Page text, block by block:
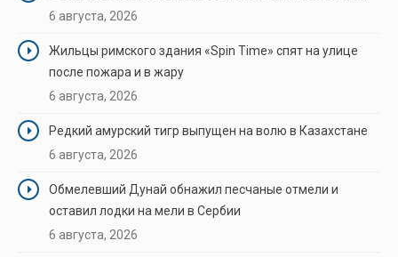
6 августа, 2026
Жильцы римского здания «Spin Time» спят на улице
после пожара и в жару
6 августа, 2026
Редкий амурский тигр выпущен на волю в Казахстане
6 августа, 2026
Обмелевший Дунай обнажил песчаные отмели и
оставил лодки на мели в Сербии
6 августа, 2026